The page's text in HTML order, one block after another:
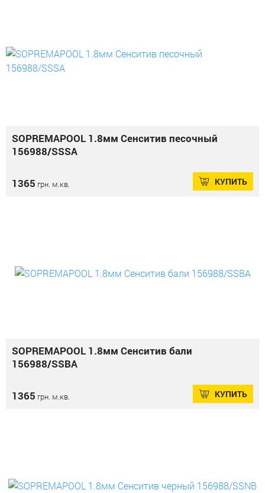
SOPREMAPOOL 1.8мм Сенситив песочный
156988/SSSA
1365 грн. м.кв. КУПИТЬ
SOPREMAPOOL 1.8мм Сенситив бали
156988/SSBA
1365 грн. м.кв. КУПИТЬ